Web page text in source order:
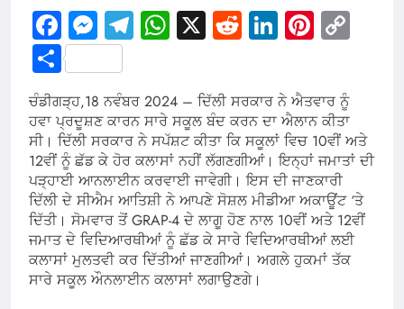
Facebook
Messenger
Telegram
WhatsApp
X RedditLinkedIn
Share
ਚੰਡੀਗੜ੍ਹ,18 ਨਵੰਬਰ 2024 – ਦਿੱਲੀ ਸਰਕਾਰ ਨੇ ਐਤਵਾਰ ਨੂੰ
ਹਵਾ ਪ੍ਰਦੂਸ਼ਣ ਕਾਰਨ ਸਾਰੇ ਸਕੂਲ ਬੰਦ ਕਰਨ ਦਾ ਐਲਾਨ ਕੀਤਾ
ਸੀ। ਦਿੱਲੀ ਸਰਕਾਰ ਨੇ ਸਪੱਸ਼ਟ ਕੀਤਾ ਕਿ ਸਕੂਲਾਂ ਵਿਚ 10ਵੀਂ ਅਤੇ
12ਵੀਂ ਨੂੰ ਛੱਡ ਕੇ ਹੋਰ ਕਲਾਸਾਂ ਨਹੀਂ ਲੱਗਣਗੀਆਂ। ਇਨ੍ਹਾਂ ਜਮਾਤਾਂ ਦੀ
ਪੜ੍ਹਾਈ ਆਨਲਾਈਨ ਕਰਵਾਈ ਜਾਵੇਗੀ। ਇਸ ਦੀ ਜਾਣਕਾਰੀ
ਦਿੱਲੀ ਦੇ ਸੀਐਮ ਆਤਿਸ਼ੀ ਨੇ ਆਪਣੇ ਸੋਸ਼ਲ ਮੀਡੀਆ ਅਕਾਊਂਟ ‘ਤੇ
ਦਿੱਤੀ। ਸੋਮਵਾਰ ਤੋਂ GRAP-4 ਦੇ ਲਾਗੂ ਹੋਣ ਨਾਲ 10ਵੀਂ ਅਤੇ 12ਵੀਂ
ਜਮਾਤ ਦੇ ਵਿਦਿਆਰਥੀਆਂ ਨੂੰ ਛੱਡ ਕੇ ਸਾਰੇ ਵਿਦਿਆਰਥੀਆਂ ਲਈ
ਕਲਾਸਾਂ ਮੁਲਤਵੀ ਕਰ ਦਿੱਤੀਆਂ ਜਾਣਗੀਆਂ। ਅਗਲੇ ਹੁਕਮਾਂ ਤੱਕ
ਸਾਰੇ ਸਕੂਲ ਔਨਲਾਈਨ ਕਲਾਸਾਂ ਲਗਾਉਣਗੇ।